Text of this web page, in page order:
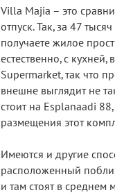
Villa Majia – это
отпуск. Так, за 47
получаете жилое
естественно, с
Supermarket, так что
внешне выглядит не
стоит на Esplanaadi
размещения этот
Имеются и другие
расположенный
и там стоят в